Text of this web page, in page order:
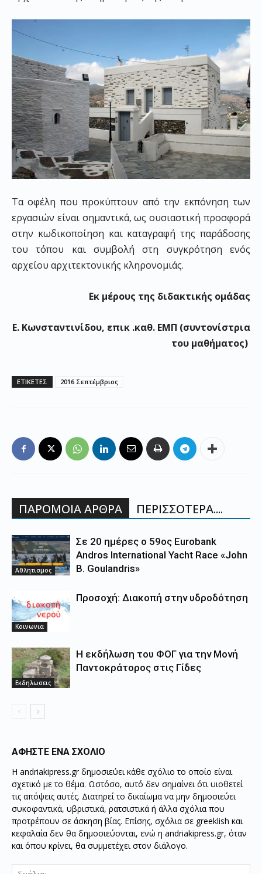
Τα οφέλη που προκύπτουν από την εκπόνηση των
εργασιών είναι σημαντικά, ως ουσιαστική προσφορά
στην κωδικοποίηση και καταγραφή της παράδοσης
του τόπου και συμβολή στη συγκρότηση ενός
αρχείου αρχιτεκτονικής κληρονομιάς.
Εκ μέρους της διδακτικής ομάδας
Ε. Κωνσταντινίδου, επικ .καθ. ΕΜΠ (συντονίστρια
του μαθήματος)
ΕΤΙΚΕΤΕΣ 2016 Σεπτέμβριος
ΠΑΡΟΜΟΙΑ ΑΡΘΡΑ ΠΕΡΙΣΣΟΤΕΡΑ....
Αθλητισμος
Σε 20 ημέρες ο 59ος Eurobank
Andros International Yacht Race «John
B. Goulandris»
Κοινωνια
Προσοχή: Διακοπή στην υδροδότηση
Εκδηλωσεις
Η εκδήλωση του ΦΟΓ για την Μονή
Παντοκράτορος στις Γίδες
ΑΦΗΣΤΕ ΕΝΑ ΣΧΟΛΙΟ
Η andriakipress.gr δημοσιεύει κάθε σχόλιο το οποίο είναι
σχετικό με το θέμα. Ωστόσο, αυτό δεν σημαίνει ότι υιοθετεί
τις απόψεις αυτές. Διατηρεί το δικαίωμα να μην δημοσιεύει
συκοφαντικά, υβριστικά, ρατσιστικά ή άλλα σχόλια που
προτρέπουν σε άσκηση βίας. Επίσης, σχόλια σε greeklish και
κεφαλαία δεν θα δημοσιεύονται, ενώ η andriakipress.gr, όταν
και όπου κρίνει, θα συμμετέχει στον διάλογο.